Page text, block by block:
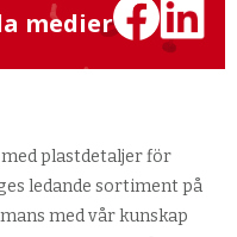
medier
plastdetaljer för
ledande sortiment på
med vår kunskap